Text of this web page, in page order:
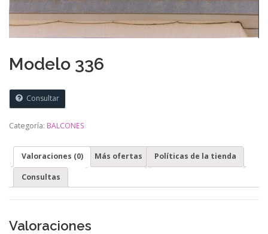
Modelo 336
Consultar
Categoría: BALCONES
Valoraciones (0) Más ofertas Políticas de la tienda
Consultas
Valoraciones